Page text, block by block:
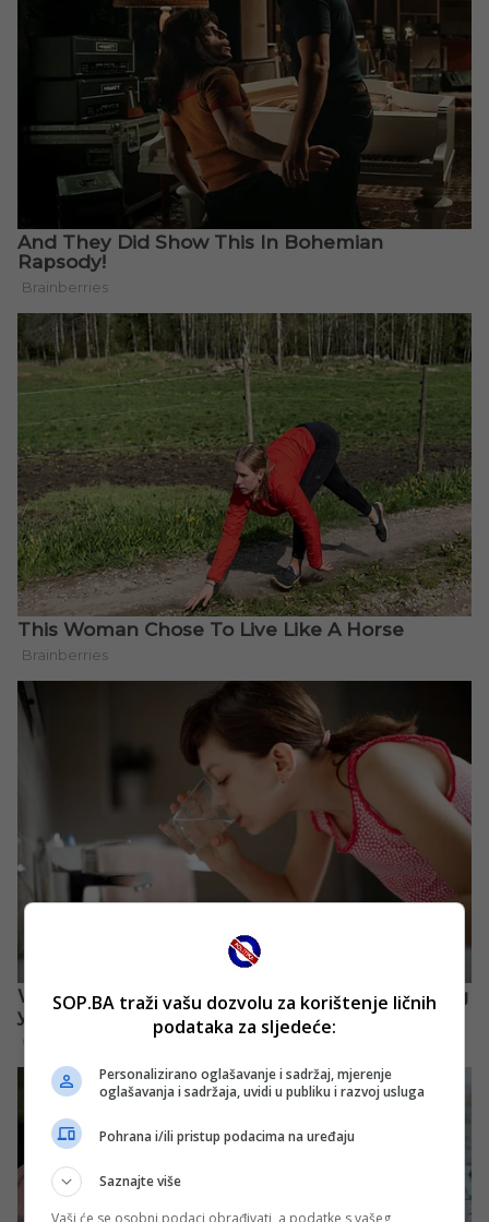
SOP.BA traži vašu dozvolu za korištenje ličnih
podataka za sljedeće:
Personalizirano oglašavanje i sadržaj, mjerenje
oglašavanja i sadržaja, uvidi u publiku i razvoj usluga
Pohrana i/ili pristup podacima na uređaju
Saznajte više
Vaši će se osobni podaci obrađivati, a podatke s vašeg